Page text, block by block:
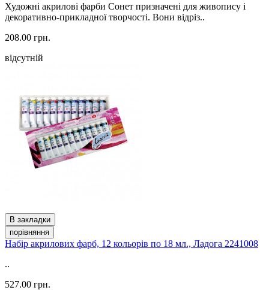
Художні акрилові фарби Сонет призначені для живопису і
декоративно-прикладної творчості. Вони відріз..
208.00 грн.
відсутній
В закладки
порівняння
Набір акрилових фарб, 12 кольорів по 18 мл., Ладога 2241008
..
527.00 грн.